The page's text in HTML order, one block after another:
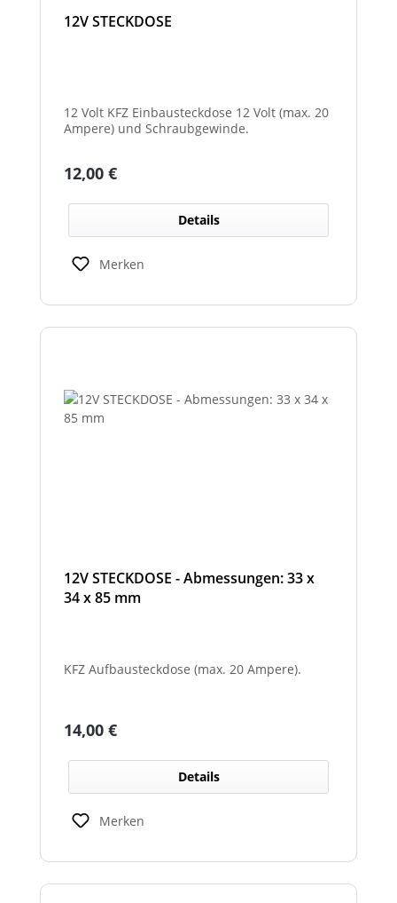
12V STECKDOSE
12 Volt KFZ Einbausteckdose 12 Volt (max. 20
Ampere) und Schraubgewinde.
Regulärer Preis:
12,00 €
Details
Merken
12V STECKDOSE - Abmessungen: 33 x
34 x 85 mm
KFZ Aufbausteckdose (max. 20 Ampere).
Regulärer Preis:
14,00 €
Details
Merken